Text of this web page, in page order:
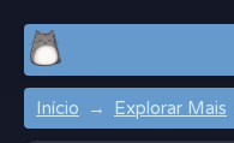
Início Explorar Mais